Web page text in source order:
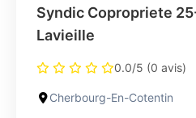
Syndic Copropriete
Lavieille
0.0/5 (0 avis)
Cherbourg-En-Cotentin